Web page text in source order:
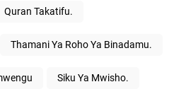
Quran Takatifu.
Thamani Ya Roho Ya Binadamu.
Siku Ya Mwisho.